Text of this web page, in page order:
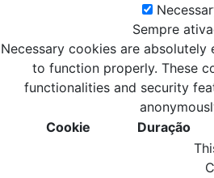
Sempre
Necessary cookies are
to function properly. These
functionalities and security
Cookie
Duração